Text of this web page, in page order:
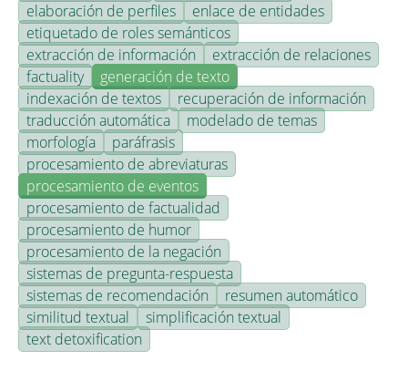
elaboración de perfiles
enlace de entidades
etiquetado de roles semánticos
extracción de información
extracción de relaciones
factuality
generación de texto
indexación de textos
recuperación de información
traducción automática
modelado de temas
morfología
paráfrasis
procesamiento de abreviaturas
procesamiento de eventos
procesamiento de factualidad
procesamiento de humor
procesamiento de la negación
sistemas de pregunta-respuesta
sistemas de recomendación
resumen automático
similitud textual
simplificación textual
text detoxification